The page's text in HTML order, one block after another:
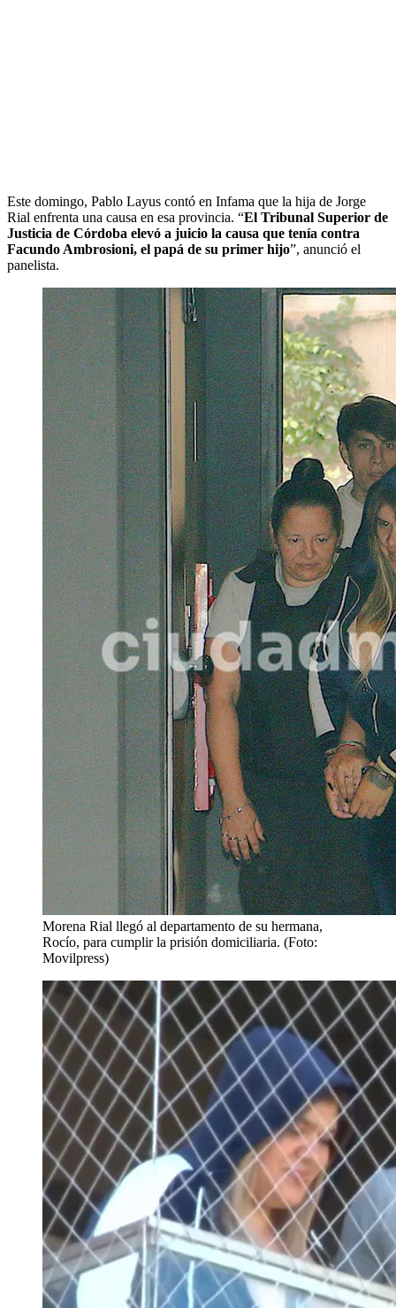
Este domingo, Pablo Layus contó en Infama que la hija de Jorge
Rial enfrenta una causa en esa provincia. “El Tribunal Superior de
Justicia de Córdoba elevó a juicio la causa que tenía contra
Facundo Ambrosioni, el papá de su primer hijo”, anunció el
panelista.
Morena Rial llegó al departamento de su hermana,
Rocío, para cumplir la prisión domiciliaria. (Foto:
Movilpress)